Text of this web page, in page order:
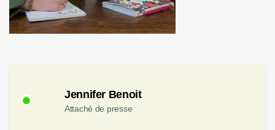
Jennifer Benoit
Attaché de presse